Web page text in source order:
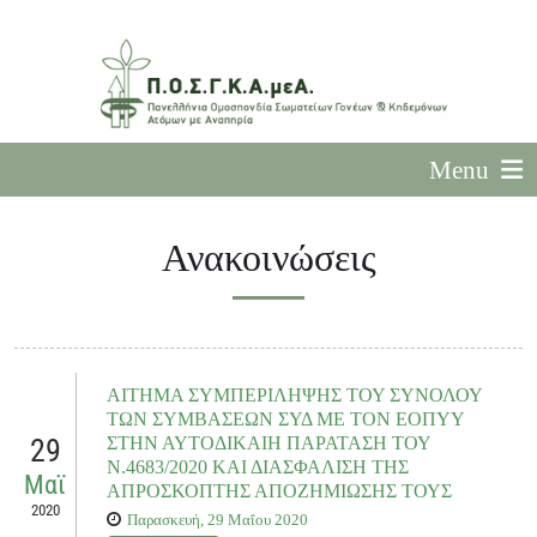
Menu
Ανακοινώσεις
29
Μαϊ
2020
ΑΙΤΗΜΑ ΣΥΜΠΕΡΙΛΗΨΗΣ ΤΟΥ ΣΥΝΟΛΟΥ
ΤΩΝ ΣΥΜΒΑΣΕΩΝ ΣΥΔ ΜΕ ΤΟΝ ΕΟΠΥΥ
ΣΤΗΝ ΑΥΤΟΔΙΚΑΙΗ ΠΑΡΑΤΑΣΗ ΤΟΥ
Ν.4683/2020 ΚΑΙ ΔΙΑΣΦΑΛΙΣΗ ΤΗΣ
ΑΠΡΟΣΚΟΠΤΗΣ ΑΠΟΖΗΜΙΩΣΗΣ ΤΟΥΣ
Παρασκευή, 29 Μαΐου 2020